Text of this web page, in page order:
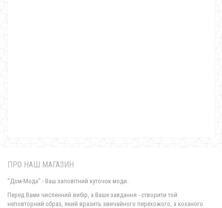
ПРО НАШ МАГАЗИН
"Дом-Мода" - Ваш заповітний куточок моди.
Перед Вами численний вибір, а Ваше завдання - створити той
неповторний образ, який вразить звичайного перехожого, а коханого